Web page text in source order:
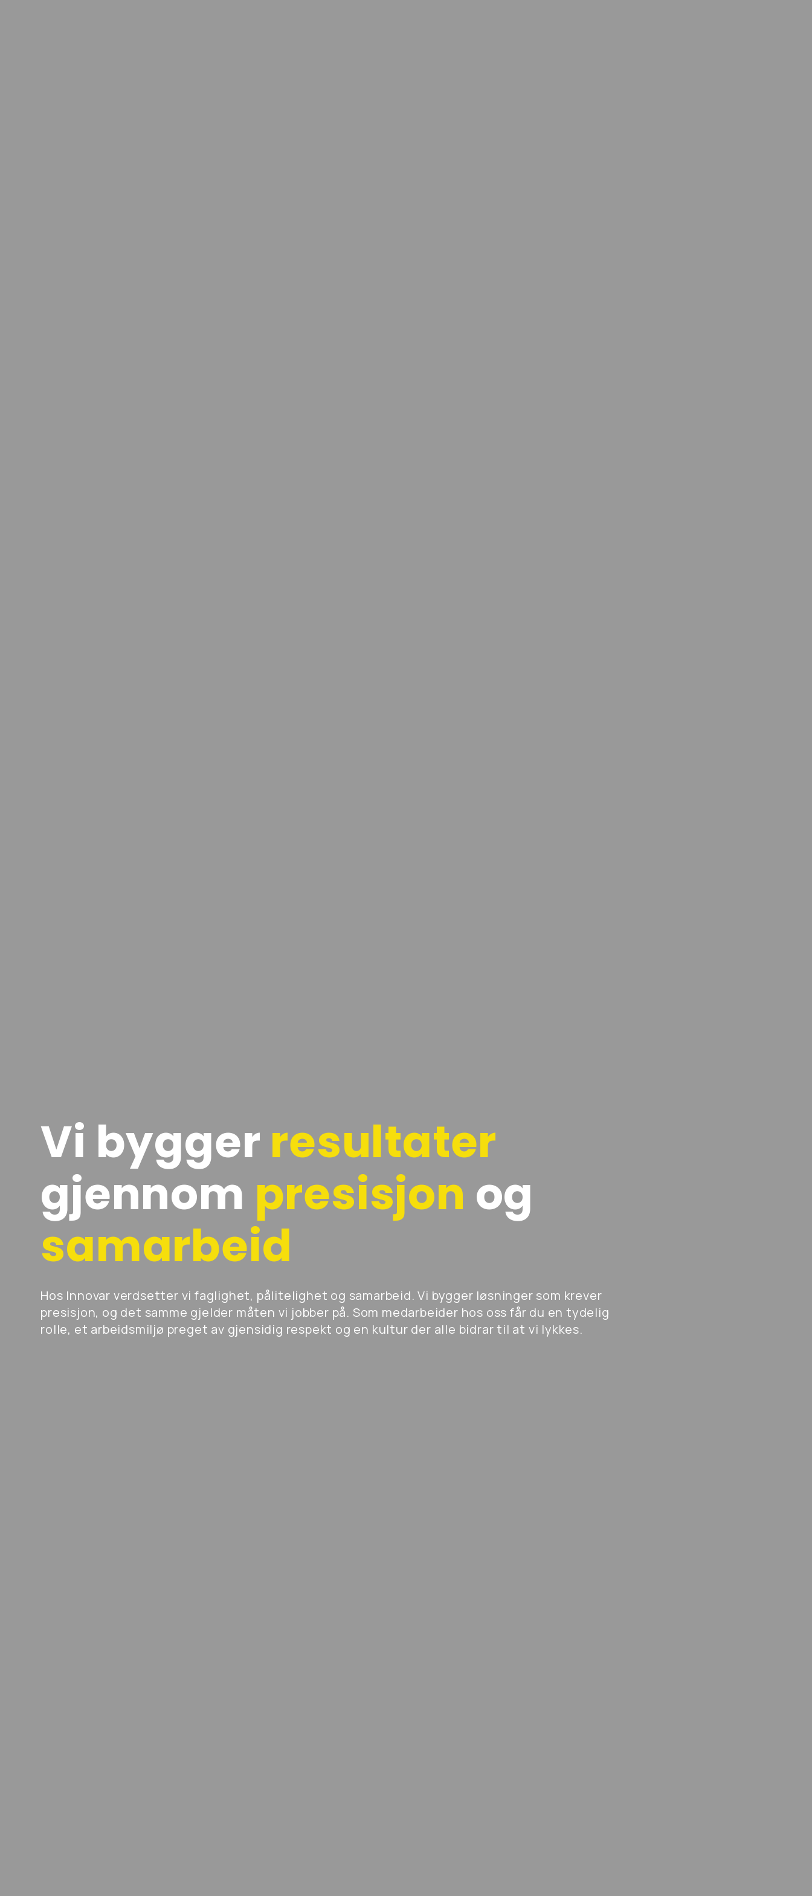
Vi bygger resultater
gjennom presisjon og
samarbeid
Hos Innovar verdsetter vi faglighet, pålitelighet og samarbeid. Vi bygger løsninger som krever
presisjon, og det samme gjelder måten vi jobber på. Som medarbeider hos oss får du en tydelig
rolle, et arbeidsmiljø preget av gjensidig respekt og en kultur der alle bidrar til at vi lykkes.